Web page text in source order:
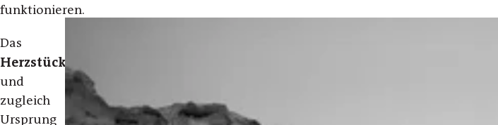
funktionieren.
Das
Herzstück
und
zugleich
Ursprung